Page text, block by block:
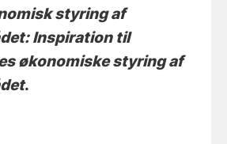
styring af
Inspiration til
økonomiske styring af
.